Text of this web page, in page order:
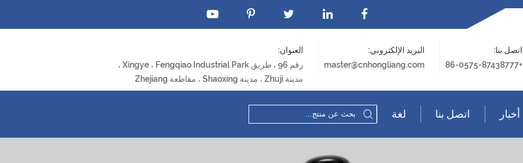
اتصل بنا:
+86-0575-87438777
البريد الإلكتروني:
master@cnhongliang.com
العنوان:
رقم 96 ، طريق Xingye ، Fengqiao Industrial Park ،
مدينة Zhuji ، مدينة Shaoxing ، مقاطعة Zhejiang
أخبار اتصل بنا لغة